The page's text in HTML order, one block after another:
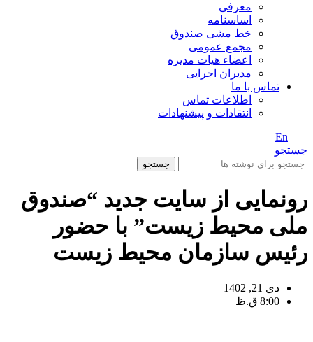
معرفی
اساسنامه
خط مشی صندوق
مجمع عمومی
اعضاء هیات مدیره
مدیران اجرایی
تماس با ما
اطلاعات تماس
انتقادات و پیشنهادات
En
جستجو
جستجو
رونمایی از سایت جدید “صندوق
ملی محیط زیست” با حضور
رئیس سازمان محیط زیست
دی 21, 1402
8:00 ق.ظ